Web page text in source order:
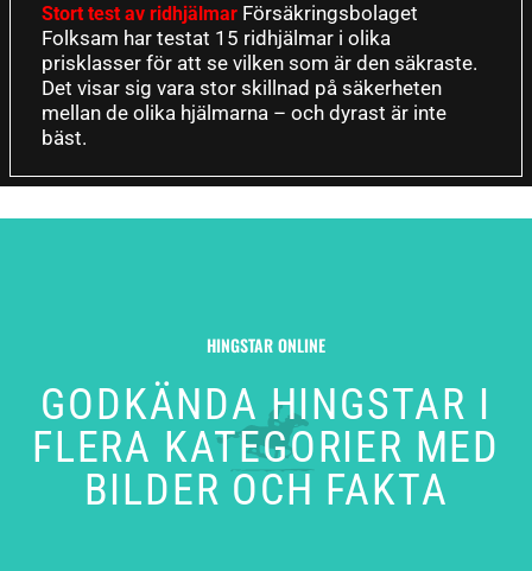
Stort test av ridhjälmar Försäkringsbolaget
Folksam har testat 15 ridhjälmar i olika
prisklasser för att se vilken som är den säkraste.
Det visar sig vara stor skillnad på säkerheten
mellan de olika hjälmarna – och dyrast är inte
bäst.
HINGSTAR ONLINE
GODKÄNDA HINGSTAR I
FLERA KATEGORIER MED
BILDER OCH FAKTA